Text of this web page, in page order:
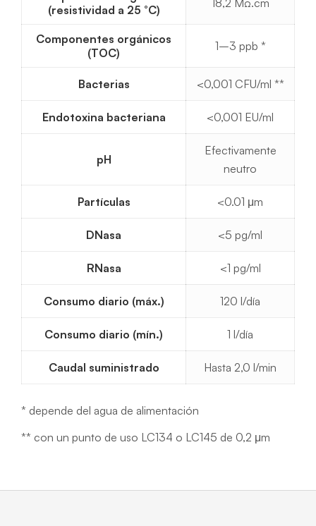
(resistividad a 25 °C)
18,2 MΩ.cm
Componentes orgánicos
(TOC)
1–3 ppb *
Bacterias <0,001 CFU/ml **
Endotoxina bacteriana <0,001 EU/ml
pH
Efectivamente
neutro
Partículas <0.01 μm
DNasa <5 pg/ml
RNasa <1 pg/ml
Consumo diario (máx.) 120 l/día
Consumo diario (mín.) 1 l/día
Caudal suministrado Hasta 2,0 l/min
* depende del agua de alimentación
** con un punto de uso LC134 o LC145 de 0,2 μm